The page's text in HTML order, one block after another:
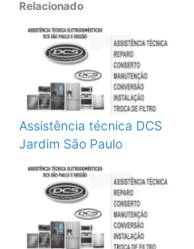
Relacionado
Assistência técnica DCS
Jardim São Paulo